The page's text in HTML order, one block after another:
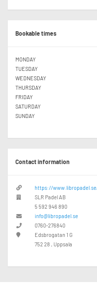
Bookable times
MONDAY
TUESDAY
WEDNESDAY
THURSDAY
FRIDAY
SATURDAY
SUNDAY
Contact information
https://
SLR Padel AB
5 592 946 890
info@libropadel.se
0760-276840
Edsbrogatan 1 G
752 28 , Uppsala